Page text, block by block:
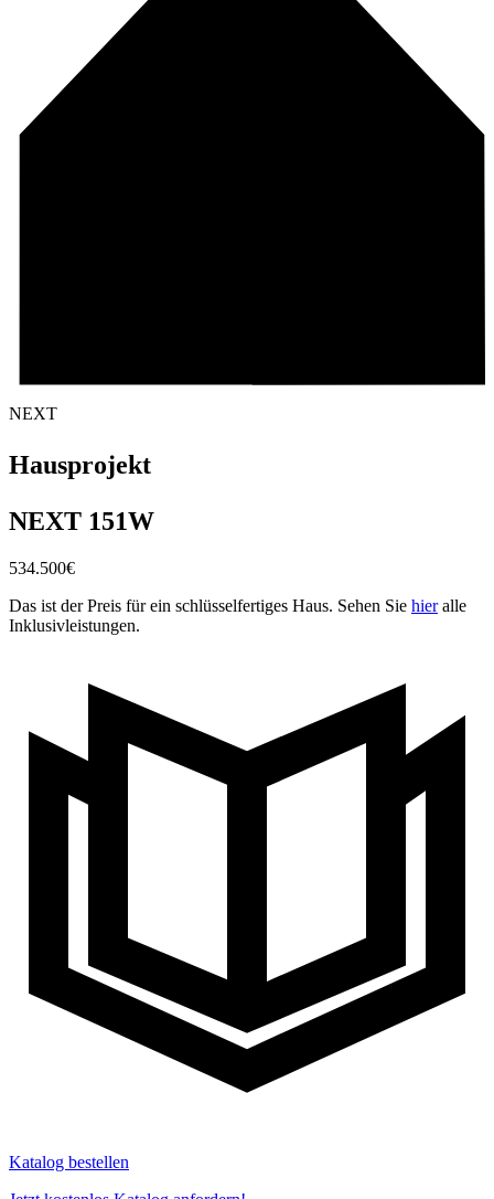
NEXT
Hausprojekt
NEXT 151W
534.500€
Das ist der Preis für ein schlüsselfertiges Haus. Sehen Sie hieralle
Inklusivleistungen.
Katalog bestellen